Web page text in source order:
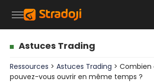
Astuces Trading
Ressources > Astuces Trading > Combien
pouvez-vous ouvrir en même temps ?